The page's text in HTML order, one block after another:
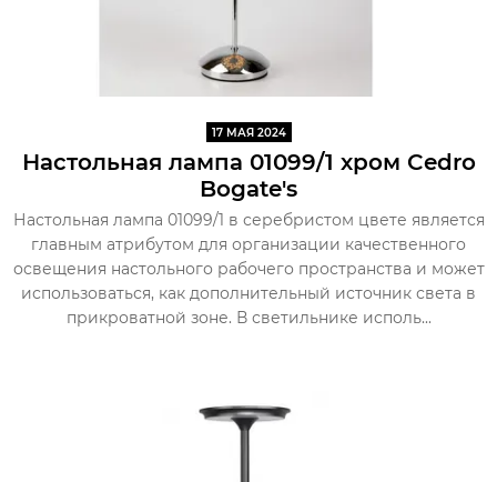
17 МАЯ 2024
Настольная лампа 01099/1 хром Cedro
Bogate's
Настольная лампа 01099/1 в серебристом цвете является
главным атрибутом для организации качественного
освещения настольного рабочего пространства и может
использоваться, как дополнительный источник света в
прикроватной зоне. В светильнике исполь...